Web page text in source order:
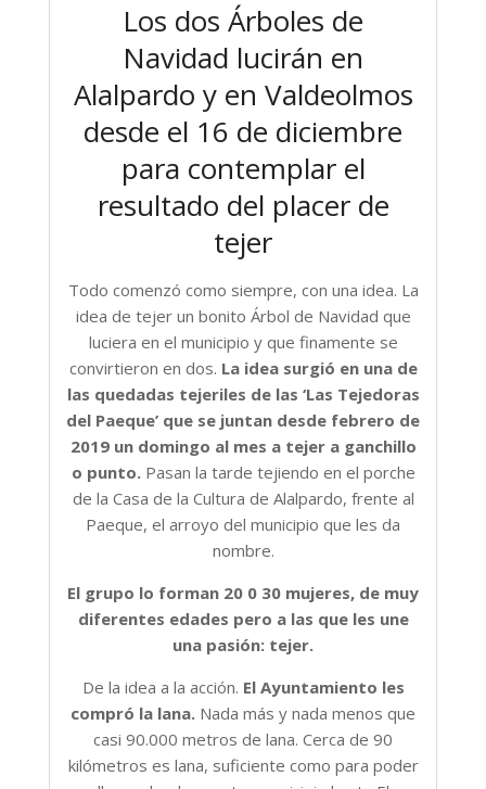
Los dos Árboles de
Navidad lucirán en
Alalpardo y en Valdeolmos
desde el 16 de diciembre
para contemplar el
resultado del placer de
tejer
Todo comenzó como siempre, con una idea. La
idea de tejer un bonito Árbol de Navidad que
luciera en el municipio y que finamente se
convirtieron en dos. La idea surgió en una de
las quedadas tejeriles de las ‘Las Tejedoras
del Paeque’ que se juntan desde febrero de
2019 un domingo al mes a tejer a ganchillo
o punto. Pasan la tarde tejiendo en el porche
de la Casa de la Cultura de Alalpardo, frente al
Paeque, el arroyo del municipio que les da
nombre.
El grupo lo forman 20 0 30 mujeres, de muy
diferentes edades pero a las que les une
una pasión: tejer.
De la idea a la acción. El Ayuntamiento les
compró la lana. Nada más y nada menos que
casi 90.000 metros de lana. Cerca de 90
kilómetros es lana, suficiente como para poder